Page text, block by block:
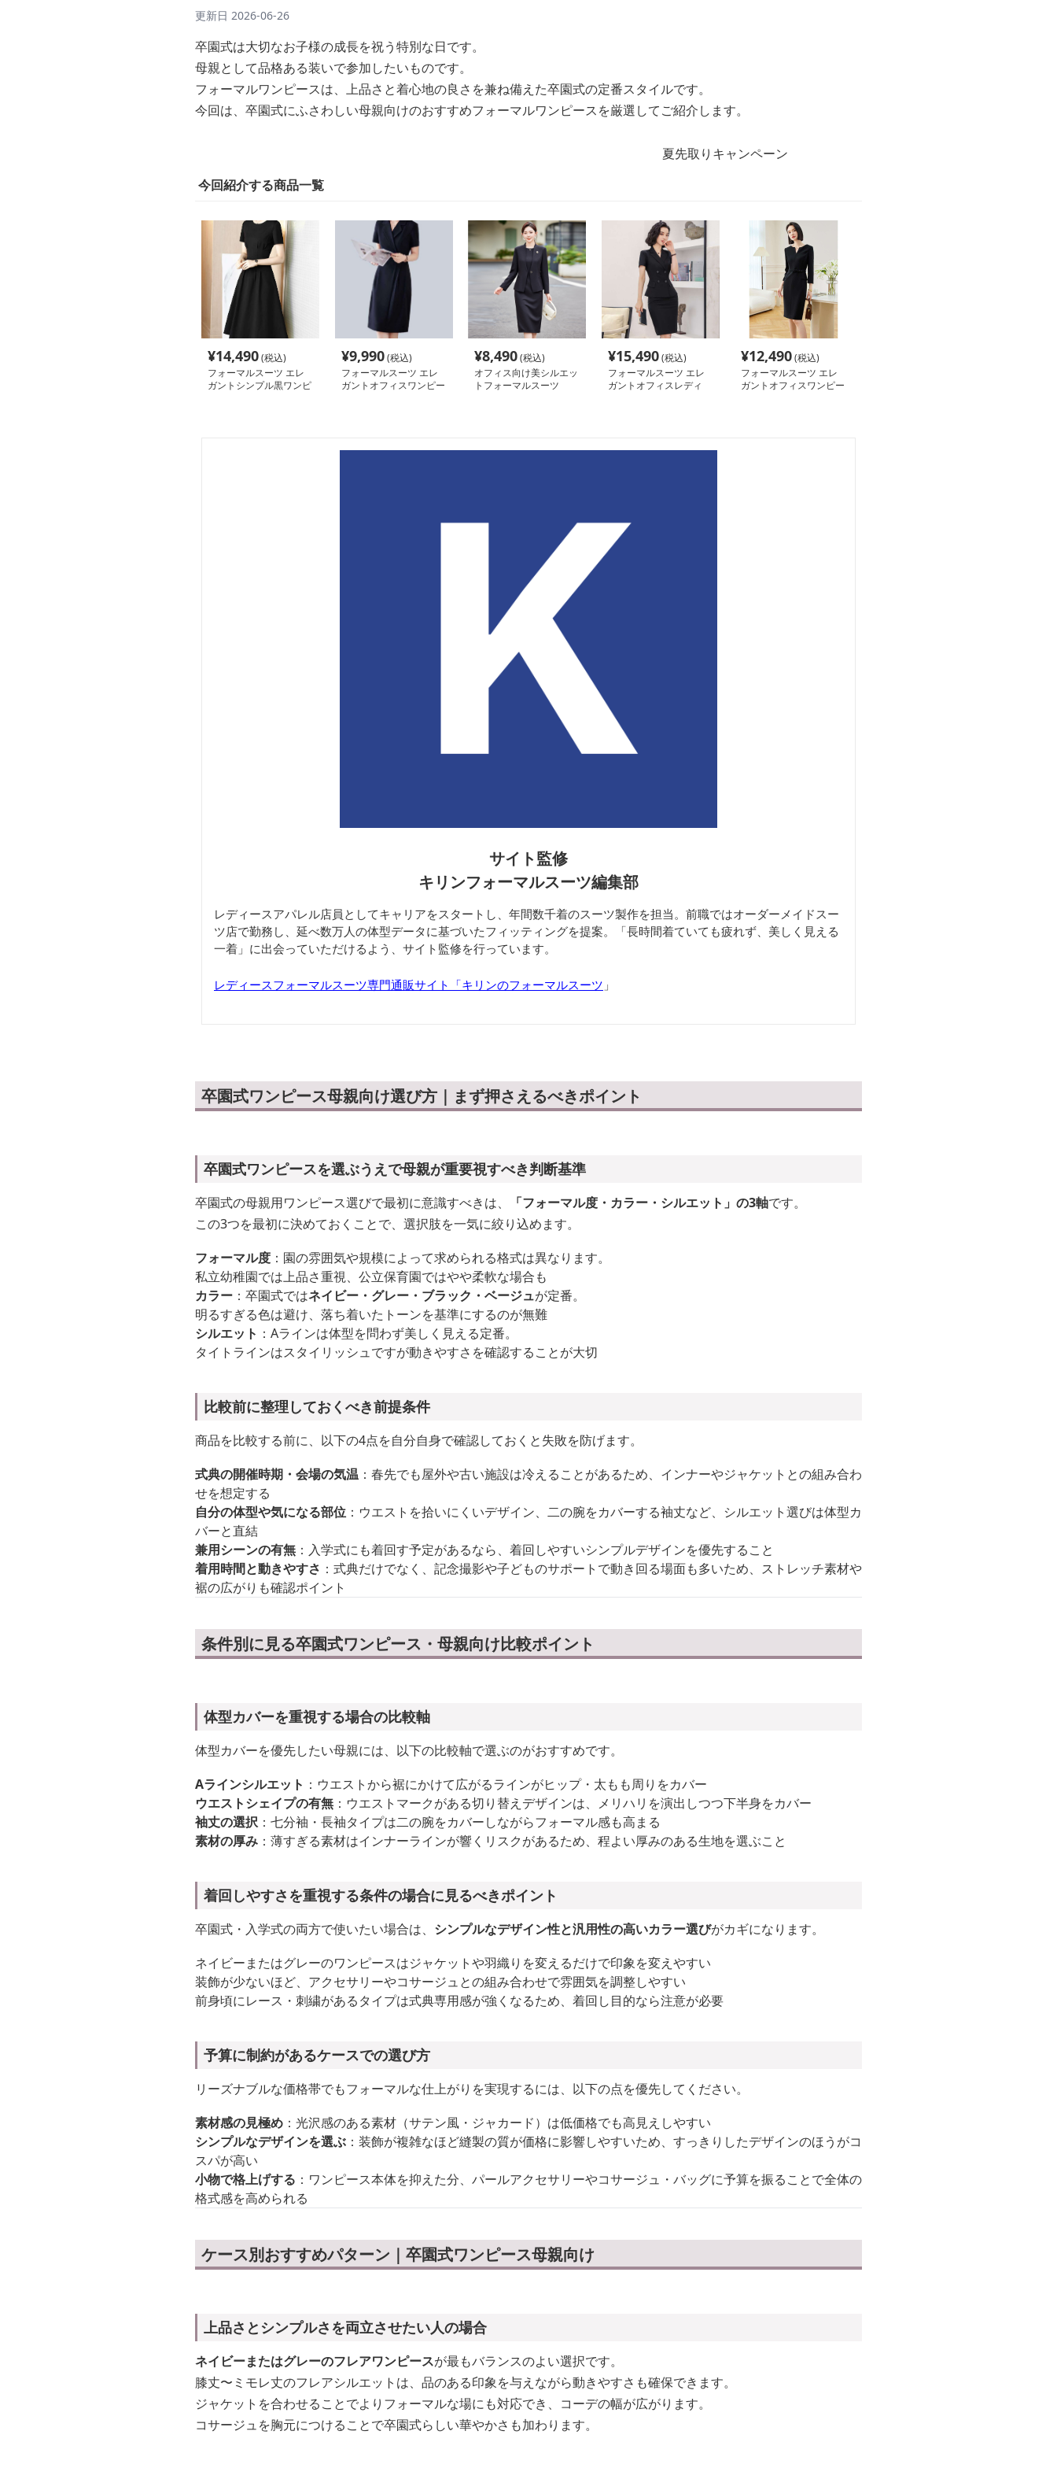
更新日 2026-06-26
卒園式は大切なお子様の成長を祝う特別な日です。
母親として品格ある装いで参加したいものです。
フォーマルワンピースは、上品さと着心地の良さを兼ね備えた卒園式の定番スタイルです。
今回は、卒園式にふさわしい母親向けのおすすめフォーマルワンピースを厳選してご紹介します。
夏先取りキャンペーン
今回紹介する商品一覧
¥14,490(税込)
フォーマルスーツ エレ
ガントシンプル黒ワンピ
¥9,990(税込)
フォーマルスーツ エレ
ガントオフィスワンピー
¥8,490(税込)
オフィス向け美シルエッ
トフォーマルスーツ
¥15,490(税込)
フォーマルスーツ エレ
ガントオフィスレディ
¥12,490(税込)
フォーマルスーツ エレ
ガントオフィスワンピー
サイト監修
キリンフォーマルスーツ編集部
レディースアパレル店員としてキャリアをスタートし、年間数千着のスーツ製作を担当。前職ではオーダーメイドスー
ツ店で勤務し、延べ数万人の体型データに基づいたフィッティングを提案。「長時間着ていても疲れず、美しく見える
一着」に出会っていただけるよう、サイト監修を行っています。
レディースフォーマルスーツ専門通販サイト「キリンのフォーマルスーツ 」
卒園式ワンピース母親向け選び方｜まず押さえるべきポイント
卒園式ワンピースを選ぶうえで母親が重要視すべき判断基準
卒園式の母親用ワンピース選びで最初に意識すべきは、 「フォーマル度・カラー・シルエット」の3軸です。
この3つを最初に決めておくことで、選択肢を一気に絞り込めます。
フォーマル度 ：園の雰囲気や規模によって求められる格式は異なります。
私立幼稚園では上品さ重視、公立保育園ではやや柔軟な場合も
カラー ：卒園式ではネイビー・グレー・ブラック・ベージュが定番。
明るすぎる色は避け、落ち着いたトーンを基準にするのが無難
シルエット ：Aラインは体型を問わず美しく見える定番。
タイトラインはスタイリッシュですが動きやすさを確認することが大切
比較前に整理しておくべき前提条件
商品を比較する前に、以下の4点を自分自身で確認しておくと失敗を防げます。
式典の開催時期・会場の気温 ：春先でも屋外や古い施設は冷えることがあるため、インナーやジャケットとの組み合わ
せを想定する
自分の体型や気になる部位 ：ウエストを拾いにくいデザイン、二の腕をカバーする袖丈など、シルエット選びは体型カ
バーと直結
兼用シーンの有無 ：入学式にも着回す予定があるなら、着回しやすいシンプルデザインを優先すること
着用時間と動きやすさ ：式典だけでなく、記念撮影や子どものサポートで動き回る場面も多いため、ストレッチ素材や
裾の広がりも確認ポイント
条件別に見る卒園式ワンピース・母親向け比較ポイント
体型カバーを重視する場合の比較軸
体型カバーを優先したい母親には、以下の比較軸で選ぶのがおすすめです。
Aラインシルエット ：ウエストから裾にかけて広がるラインがヒップ・太もも周りをカバー
ウエストシェイプの有無 ：ウエストマークがある切り替えデザインは、メリハリを演出しつつ下半身をカバー
袖丈の選択 ：七分袖・長袖タイプは二の腕をカバーしながらフォーマル感も高まる
素材の厚み ：薄すぎる素材はインナーラインが響くリスクがあるため、程よい厚みのある生地を選ぶこと
着回しやすさを重視する条件の場合に見るべきポイント
卒園式・入学式の両方で使いたい場合は、 シンプルなデザイン性と汎用性の高いカラー選びがカギになります。
ネイビーまたはグレーのワンピースはジャケットや羽織りを変えるだけで印象を変えやすい
装飾が少ないほど、アクセサリーやコサージュとの組み合わせで雰囲気を調整しやすい
前身頃にレース・刺繍があるタイプは式典専用感が強くなるため、着回し目的なら注意が必要
予算に制約があるケースでの選び方
リーズナブルな価格帯でもフォーマルな仕上がりを実現するには、以下の点を優先してください。
素材感の見極め ：光沢感のある素材（サテン風・ジャカード）は低価格でも高見えしやすい
シンプルなデザインを選ぶ ：装飾が複雑なほど縫製の質が価格に影響しやすいため、すっきりしたデザインのほうがコ
スパが高い
小物で格上げする ：ワンピース本体を抑えた分、パールアクセサリーやコサージュ・バッグに予算を振ることで全体の
格式感を高められる
ケース別おすすめパターン｜卒園式ワンピース母親向け
上品さとシンプルさを両立させたい人の場合
ネイビーまたはグレーのフレアワンピースが最もバランスのよい選択です。
膝丈〜ミモレ丈のフレアシルエットは、品のある印象を与えながら動きやすさも確保できます。
ジャケットを合わせることでよりフォーマルな場にも対応でき、コーデの幅が広がります。
コサージュを胸元につけることで卒園式らしい華やかさも加わります。